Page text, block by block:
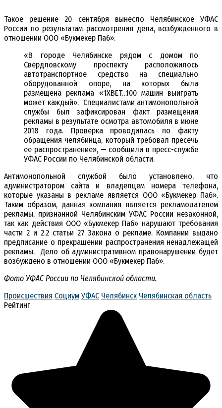
Такое решение 20 сентября вынесло Челябинское УФАС
России по результатам рассмотрения дела, возбужденного в
отношении ООО «Букмекер Паб».
«В городе Челябинске рядом с домом по
Свердловскому проспекту расположилось
автотранспортное средство на специально
оборудованной опоре, на которых была
размещена реклама «1XBET…100 машин выиграть
может каждый». Специалистами антимонопольной
службы был зафиксирован факт размещения
рекламы в результате осмотра автомобиля в июне
2018 года. Проверка проводилась по факту
обращения челябинца, который требовал пресечь
ее распространение», — сообщили в пресс-службе
УФАС России по Челябинской области.
Антимонопольной службой было установлено, что
администратором сайта и владелцем номера телефона,
которые указаны в рекламе является ООО «Букмекер Паб».
Таким образом, данная компания является рекламодателем
рекламы, признанной Челябинским УФАС России незаконной,
так как действия ООО «Букмекер Паб» нарушают требования
части 2 и 2.2 статьи 27 Закона о рекламе. Компании выдано
предписание о прекращении распространения ненадлежащей
рекламы. Дело об административном правонарушении будет
возбуждено в отношении ООО «Букмекер Паб».
Фото УФАС России по Челябинской области.
Происшествия Социум УФАС Челябинск Челябинская область
Рейтинг